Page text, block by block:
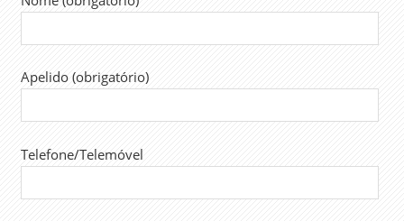
TÉCNICO
DE
TRABALHO
Apelido (obrigatório)
Telefone/Telemóvel